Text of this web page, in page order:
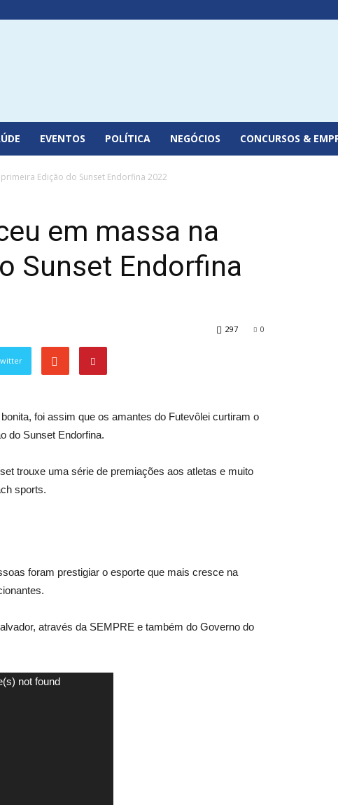
EVENTOS POLÍTICA NEGÓCIOS CONCURSOS &
Edição do Sunset Endorfina 2022
em massa na
Sunset Endorfina
0
297
foi assim que os amantes do Futevôlei curtiram o
do Sunset Endorfina.
trouxe uma série de premiações aos atletas e muito
sports.
foram prestigiar o esporte que mais cresce na
através da SEMPRE e também do Governo do
not found